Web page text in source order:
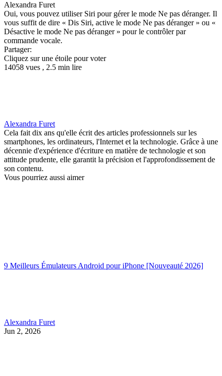
Alexandra Furet
Oui, vous pouvez utiliser Siri pour gérer le mode Ne pas déranger. Il
vous suffit de dire « Dis Siri, active le mode Ne pas déranger » ou «
Désactive le mode Ne pas déranger » pour le contrôler par
commande vocale.
Partager:
Cliquez sur une étoile pour voter
14058 vues , 2.5 min lire
Alexandra Furet
Cela fait dix ans qu'elle écrit des articles professionnels sur les
smartphones, les ordinateurs, l'Internet et la technologie. Grâce à une
décennie d'expérience d'écriture en matière de technologie et son
attitude prudente, elle garantit la précision et l'approfondissement de
son contenu.
Vous pourriez aussi aimer
9 Meilleurs Émulateurs Android pour iPhone [Nouveauté 2026]
Alexandra Furet
Jun 2, 2026